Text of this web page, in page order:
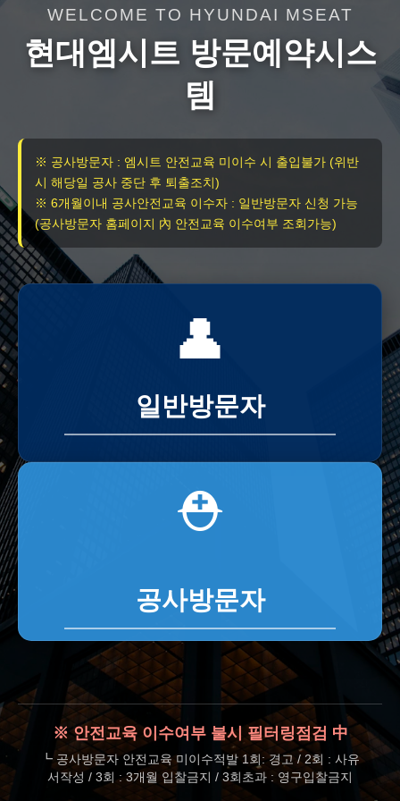
WELCOME TO HYUNDAI MSEAT
현대엠시트 방문예약시스
템
※ 공사방문자 : 엠시트 안전교육 미이수 시 출입불가 (위반
시 해당일 공사 중단 후 퇴출조치)
※ 6개월이내 공사안전교육 이수자 : 일반방문자 신청 가능
(공사방문자 홈페이지 內 안전교육 이수여부 조회가능)
👤
일반방문자
⛑️
공사방문자
※ 안전교육 이수여부 불시 필터링점검 中
┗ 공사방문자 안전교육 미이수적발 1회: 경고 / 2회 : 사유
서작성 / 3회 : 3개월 입찰금지 / 3회초과 : 영구입찰금지